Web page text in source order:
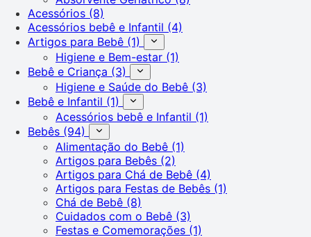
Acessórios (8)
Acessórios bebê e Infantil (4)
Artigos para Bebê (1)
Higiene e Bem-estar (1)
Bebê e Criança (3)
Higiene e Saúde do Bebê (3)
Bebê e Infantil (1)
Acessórios bebê e Infantil (1)
Bebês (94)
Alimentação do Bebê (1)
Artigos para Bebês (2)
Artigos para Chá de Bebê (4)
Artigos para Festas de Bebês (1)
Chá de Bebê (8)
Cuidados com o Bebê (3)
Festas e Comemorações (1)